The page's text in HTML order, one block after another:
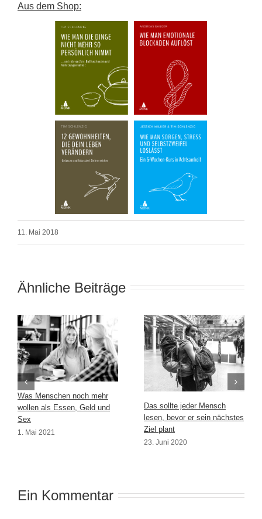
Aus dem Shop:
11. Mai 2018
Ähnliche Beiträge
Was Menschen noch mehr
wollen als Essen, Geld und
Sex
1. Mai 2021
Das sollte jeder Mensch
lesen, bevor er sein nächstes
Ziel plant
23. Juni 2020
Ein Kommentar